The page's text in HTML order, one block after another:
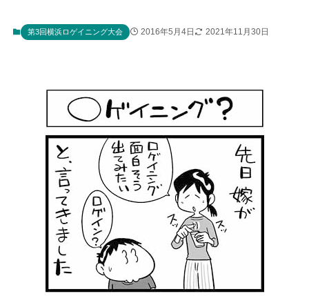
第3回横浜ロゲイニング大会 2016年5月4日 2021年11月30日